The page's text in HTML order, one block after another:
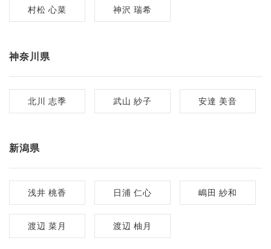
村松 心菜 神沢 瑞希
神奈川県
北川 志季 武山 紗子 安達 美音
新潟県
浅井 桃香 日浦 仁心 嶋田 紗和
渡辺 菜月 渡辺 柚月